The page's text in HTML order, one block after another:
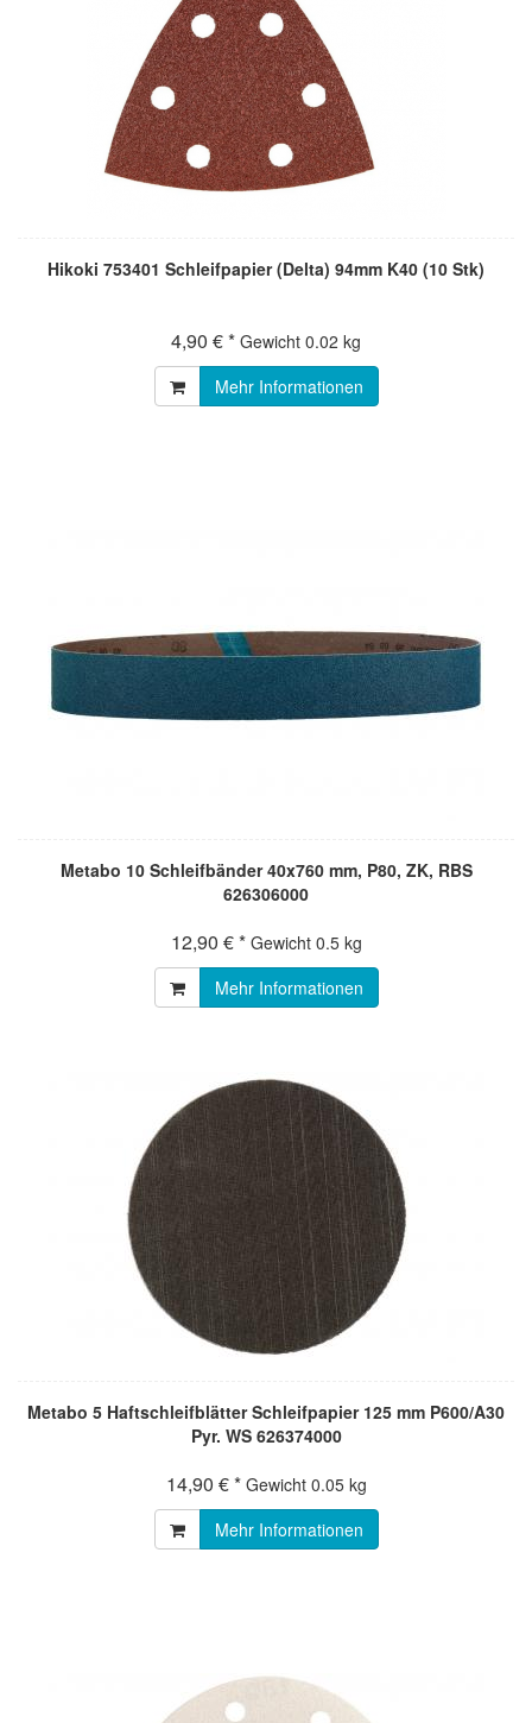
Hikoki 753401 Schleifpapier (Delta) 94mm K40 (10 Stk)
4,90 € * Gewicht 0.02 kg
Mehr Informationen
Metabo 10 Schleifbänder 40x760 mm, P80, ZK, RBS
626306000
12,90 € * Gewicht 0.5 kg
Mehr Informationen
Metabo 5 Haftschleifblätter Schleifpapier 125 mm P600/A30
Pyr. WS 626374000
14,90 € * Gewicht 0.05 kg
Mehr Informationen